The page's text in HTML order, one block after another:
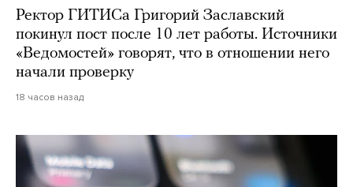
Ректор ГИТИСа Григорий Заславский
покинул пост после 10 лет работы. Источники
«Ведомостей» говорят, что в отношении него
начали проверку
18 часов назад